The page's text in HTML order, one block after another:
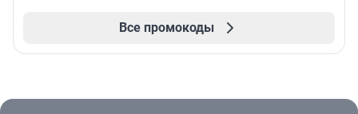
Все промокоды